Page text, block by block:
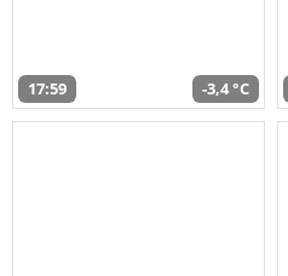
17:59 -3,4 °C